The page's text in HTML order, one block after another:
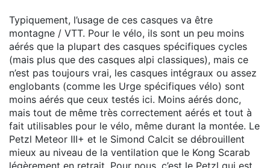
Typiquement, l’usage de ces casques va être
montagne / VTT. Pour le vélo, ils sont un peu moins
aérés que la plupart des casques spécifiques cycles
(mais plus que des casques alpi classiques), mais ce
n’est pas toujours vrai, les casques intégraux ou assez
englobants (comme les Urge spécifiques vélo) sont
moins aérés que ceux testés ici. Moins aérés donc,
mais tout de même très correctement aérés et tout à
fait utilisables pour le vélo, même durant la montée. Le
Petzl Meteor III+ et le Simond Calcit se débrouillent
mieux au niveau de la ventilation que le Kong Scarab
légèrement en retrait. Pour nous, c’est le Petzl qui est